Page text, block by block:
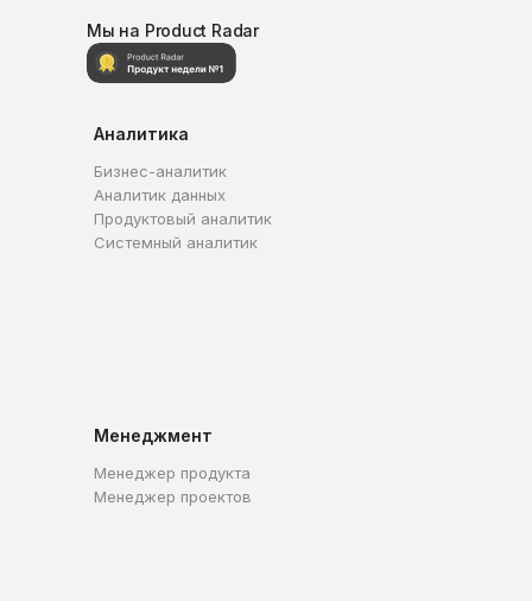
Мы на Product Radar
Аналитика
Бизнес-аналитик
Аналитик данных
Продуктовый аналитик
Системный аналитик
Менеджмент
Менеджер продукта
Менеджер проектов